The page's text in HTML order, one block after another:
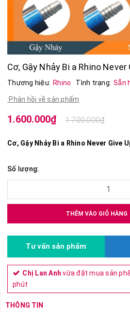
Cơ, Gậy Nhảy Bi a Rhino Never
Thương hiệu: Rhino Tình trạng: Sẵn
Phản hồi về sản phẩm
1.600.000₫ 1.700.000₫
Cơ, Gậy Nhảy Bi a Rhino Never Give
Số lượng:
THÊM VÀO GIỎ HÀNG
Tư vấn sản phẩm
Chị Lan Anh vừa đặt mua sản
phút
THÔNG TIN